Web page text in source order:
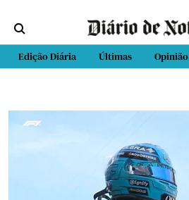
Edição Diária Últimas Opinião